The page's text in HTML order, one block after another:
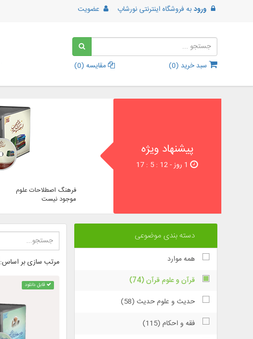
ورودبه فروشگاه اینترنتی نورشاپ عضویت
سبد خرید (0
) مقایسه (0
)
پیشنهاد ویژه
فرهنگ اصطلاحات علوم
موجود نیست
دسته بندی موضوعی
همه موارد
قرآن و علوم قرآن (74)
حدیث و علوم حدیث (58)
فقه و احکام (115)
مرتب سازی بر اساس:
قابل دانلود